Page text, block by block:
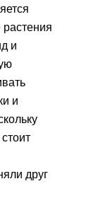
и
и
друг